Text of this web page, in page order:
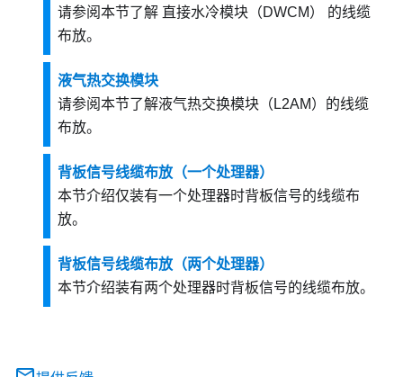
请参阅本节了解 直接水冷模块（DWCM）
的线缆
布放。
液气热交换模块
请参阅本节了解液气热交换模块（L2AM） 的线缆
布放。
背板信号线缆布放（一个处理器）
本节介绍仅装有一个处理器时背板信号的线缆布
放。
背板信号线缆布放（两个处理器）
本节介绍装有两个处理器时背板信号的线缆布放。